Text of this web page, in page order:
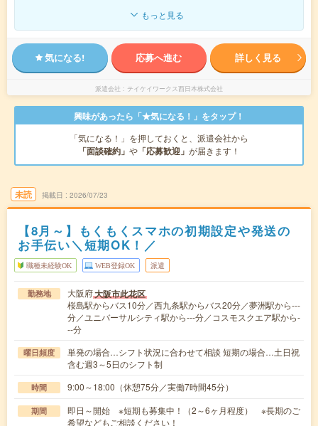
もっと見る
気になる! 応募へ進む 詳しく見る
派遣会社 テイケイワークス西日本株式会社
興味があったら「★気になる！」をタップ！
「気になる！」を押しておくと、派遣会社から
「面談確約」 や 「応募歓迎」 が届きます！
未読 掲載日 2026/07/23
【8月～】もくもくスマホの初期設定や発送の
お手伝い＼短期OK！／
職種未経験OK WEB登録OK 派遣
勤務地 大阪府大阪市此花区
桜島駅からバス10分／西九条駅からバス20分／夢洲駅から---
分／ユニバーサルシティ駅から---分／コスモスクエア駅から-
--分
曜日頻度
単発の場合…シフト状況に合わせて相談 短期の場合…土日祝
含む週3～5日のシフト制
時間 9:00～18:00（休憩75分／実働7時間45分）
期間
即日～開始 ※短期も募集中！（2～6ヶ月程度） ※長期のご
希望などもご相談ください！